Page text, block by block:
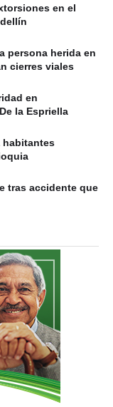
en el
persona herida en
cierres viales
en
la Espriella
habitantes
tras accidente que